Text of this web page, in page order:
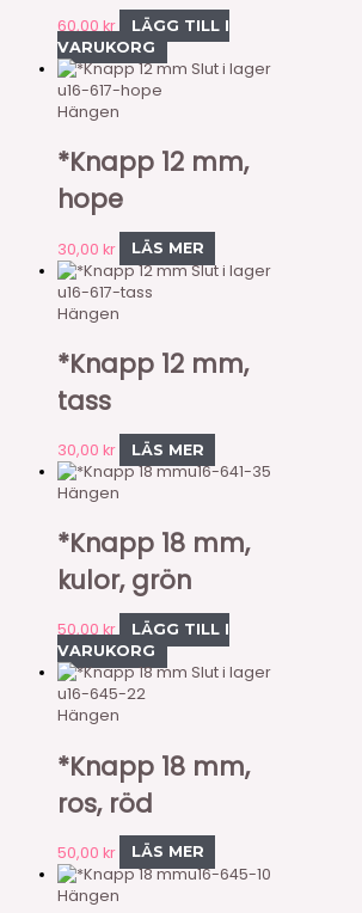
60,00 kr
LÄGG TILL I
VARUKORG
Slut i lager
u16-617-hope
Hängen
*Knapp 12 mm,
hope
30,00 kr LÄS MER
Slut i lager
u16-617-tass
Hängen
*Knapp 12 mm,
tass
30,00 kr LÄS MER
u16-641-35
Hängen
*Knapp 18 mm,
kulor, grön
50,00 kr
LÄGG TILL I
VARUKORG
Slut i lager
u16-645-22
Hängen
*Knapp 18 mm,
ros, röd
50,00 kr LÄS MER
u16-645-10
Hängen